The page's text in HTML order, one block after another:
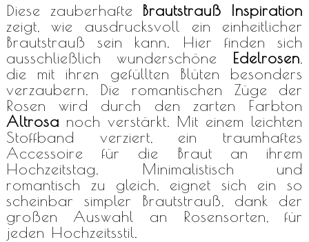
Diese zauberhafte Brautstrauß Inspiration
zeigt, wie ausdrucksvoll ein einheitlicher
Brautstrauß sein kann. Hier finden sich
ausschließlich wunderschöne Edelrosen,
die mit ihren gefüllten Blüten besonders
verzaubern. Die romantischen Züge der
Rosen wird durch den zarten Farbton
Altrosa noch verstärkt. Mit einem leichten
Stoffband verziert, ein traumhaftes
Accessoire für die Braut an ihrem
Hochzeitstag. Minimalistisch und
romantisch zu gleich, eignet sich ein so
scheinbar simpler Brautstrauß, dank der
großen Auswahl an Rosensorten, für
jeden Hochzeitsstil.